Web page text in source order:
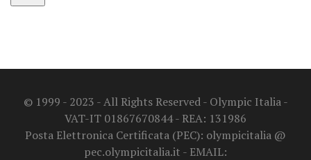
© 1999 - 2023 - All Rights Reserved - Olympic Italia -
VAT-IT 01867670844 - REA: 131986
Posta Elettronica Certificata (PEC): olympicitalia @
pec.olympicitalia.it - EMAIL: